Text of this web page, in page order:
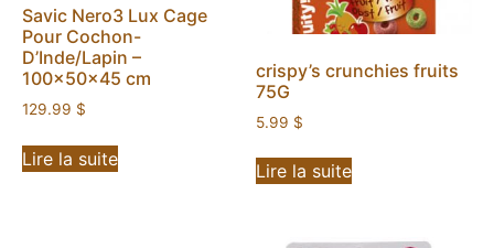
Savic Nero3 Lux Cage
Pour Cochon-
D’Inde/Lapin –
100x50x45 cm
129.99 $
Lire la suite
crispy’s crunchies fruits
75G
5.99 $
Lire la suite